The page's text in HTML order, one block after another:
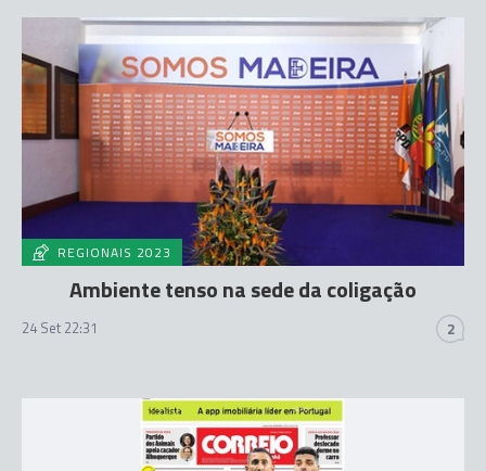
REGIONAIS 2023
Ambiente tenso na sede da coligação
24 Set 22:31 2